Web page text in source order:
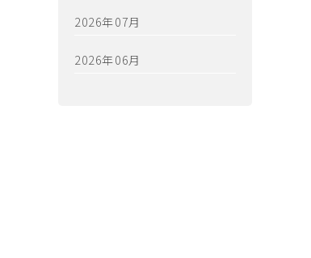
2026年07月
2026年06月